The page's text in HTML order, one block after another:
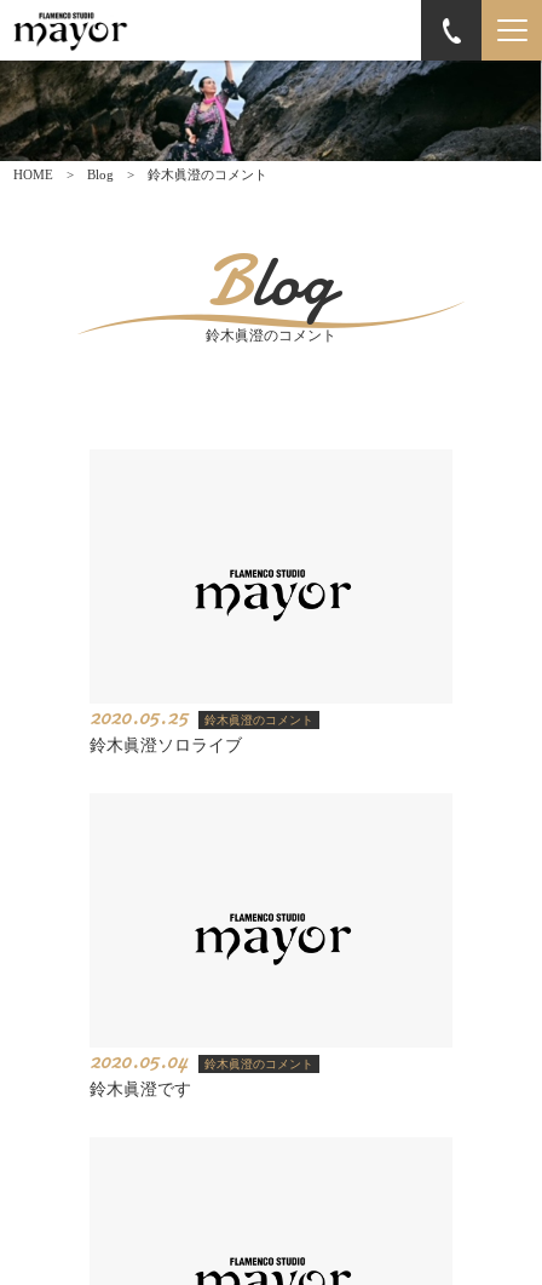
HOME Blog 鈴木眞澄のコメント
Blog
鈴木眞澄のコメント
2020.05.25 鈴木眞澄のコメント
鈴木眞澄ソロライブ
2020.05.04 鈴木眞澄のコメント
鈴木眞澄です